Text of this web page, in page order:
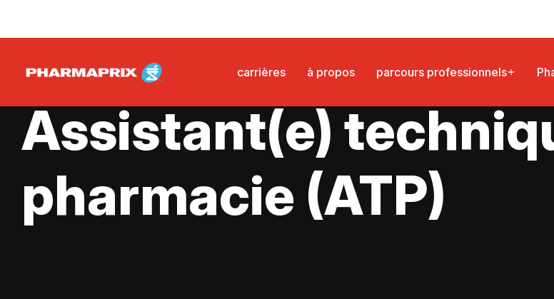
carrières à propos parcours professionnels
Assistant(e)
pharmacie (ATP)